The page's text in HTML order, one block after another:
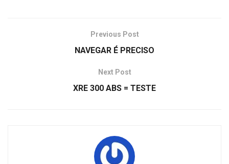
Previous Post
NAVEGAR É PRECISO
Next Post
XRE 300 ABS = TESTE